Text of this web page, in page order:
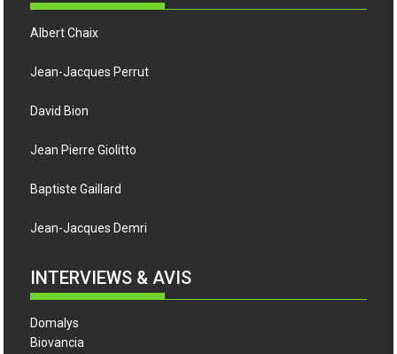
Albert Chaix
Jean-Jacques Perrut
David Bion
Jean Pierre Giolitto
Baptiste Gaillard
Jean-Jacques Demri
INTERVIEWS & AVIS
Domalys
Biovancia